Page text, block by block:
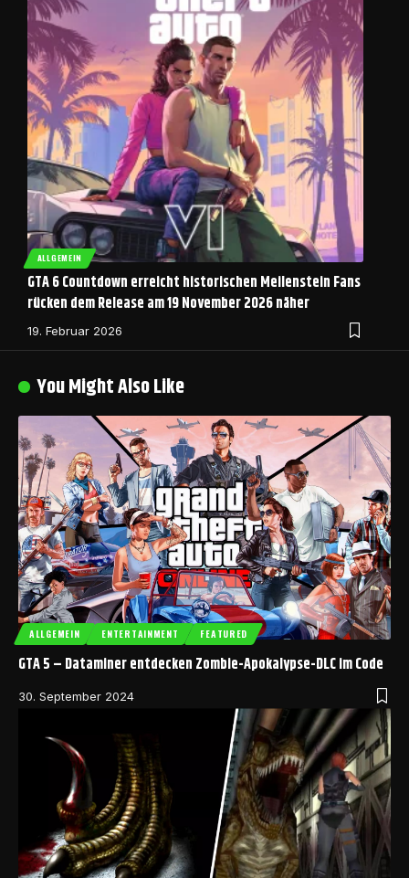
ALLGEMEIN
GTA 6 Countdown erreicht historischen Meilenstein Fans
rücken dem Release am 19 November 2026 näher
19. Februar 2026
You Might Also Like
ALLGEMEIN ENTERTAINMENT FEATURED
GTA 5 – Dataminer entdecken Zombie-Apokalypse-DLC im Code
30. September 2024